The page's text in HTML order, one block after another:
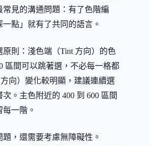
見的溝通問題：有了色階編
點」就有了共同的語言。
則：淺色端（Tint 方向）的色
區間可以跳著選，不必每一格都
向）變化較明顯，建議連續選
。主色附近的 400 到 600 區間
一階。
，還需要考慮無障礙性。